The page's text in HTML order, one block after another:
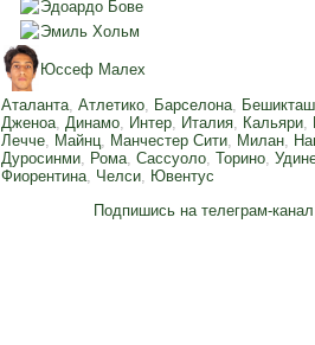
Эдоардо Бове
Эмиль Хольм
Юссеф Малех
Аталанта,Атлетико, Барселона, Бешикташ
Дженоа,Динамо, Интер, Италия, Кальяри,
Лечче, Майнц, Манчестер Сити, Милан,
Дуросинми, Рома,Сассуоло,Торино,
Фиорентина, Челси, Ювентус
Подпишись на телеграм-